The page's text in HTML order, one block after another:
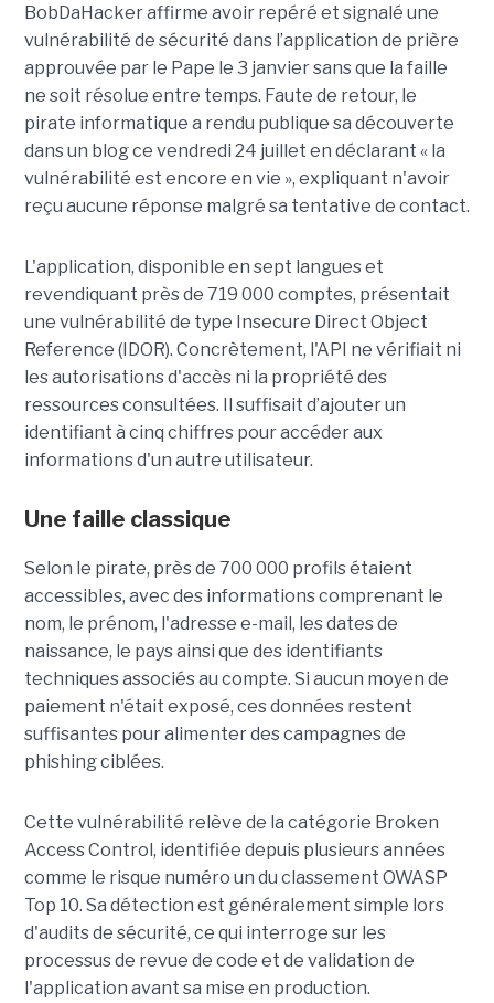
BobDaHacker affirme avoir repéré et signalé une
vulnérabilité de sécurité dans l’application de prière
approuvée par le Pape le 3 janvier sans que la faille
ne soit résolue entre temps. Faute de retour, le
pirate informatique a rendu publique sa découverte
dans un blog ce vendredi 24 juillet en déclarant « la
vulnérabilité est encore en vie », expliquant n'avoir
reçu aucune réponse malgré sa tentative de contact.
L'application, disponible en sept langues et
revendiquant près de 719 000 comptes, présentait
une vulnérabilité de type Insecure Direct Object
Reference (IDOR). Concrètement, l'API ne vérifiait ni
les autorisations d'accès ni la propriété des
ressources consultées. Il suffisait d’ajouter un
identifiant à cinq chiffres pour accéder aux
informations d'un autre utilisateur.
Une faille classique
Selon le pirate, près de 700 000 profils étaient
accessibles, avec des informations comprenant le
nom, le prénom, l'adresse e-mail, les dates de
naissance, le pays ainsi que des identifiants
techniques associés au compte. Si aucun moyen de
paiement n'était exposé, ces données restent
suffisantes pour alimenter des campagnes de
phishing ciblées.
Cette vulnérabilité relève de la catégorie Broken
Access Control, identifiée depuis plusieurs années
comme le risque numéro un du classement OWASP
Top 10. Sa détection est généralement simple lors
d'audits de sécurité, ce qui interroge sur les
processus de revue de code et de validation de
l'application avant sa mise en production.